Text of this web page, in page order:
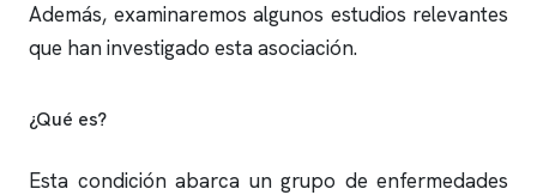
Además, examinaremos algunos estudios relevantes
que han investigado esta asociación.
¿Qué es?
Esta condición abarca un grupo de enfermedades